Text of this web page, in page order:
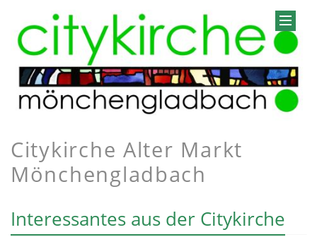
Citykirche Alter Markt
Mönchengladbach
Interessantes aus der Citykirche